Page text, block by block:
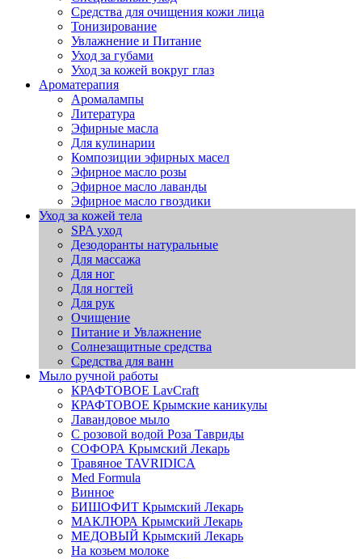
Средства для очищения кожи лица
Тонизирование
Увлажнение и Питание
Уход за губами
Уход за кожей вокруг глаз
Ароматерапия
Аромалампы
Литература
Эфирные масла
Для кулинарии
Композиции эфирных масел
Эфирное масло розы
Эфирное масло лаванды
Эфирное масло гвоздики
Уход за кожей тела
SPA уход
Дезодоранты натуральные
Для массажа
Для ног
Для ногтей
Для рук
Очищение
Питание и Увлажнение
Солнезащитные средства
Средства для ванн
Мыло ручной работы
КРАФТОВОЕ LavCraft
КРАФТОВОЕ Крымские каникулы
Лавандовое мыло
С розовой водой Роза Тавриды
СОФОРА Крымский Лекарь
Травяное TAVRIDICA
Med Formula
Винное
БИШОФИТ Крымский Лекарь
МАКЛЮРА Крымский Лекарь
МЕДОВЫЙ Крымский Лекарь
На козьем молоке